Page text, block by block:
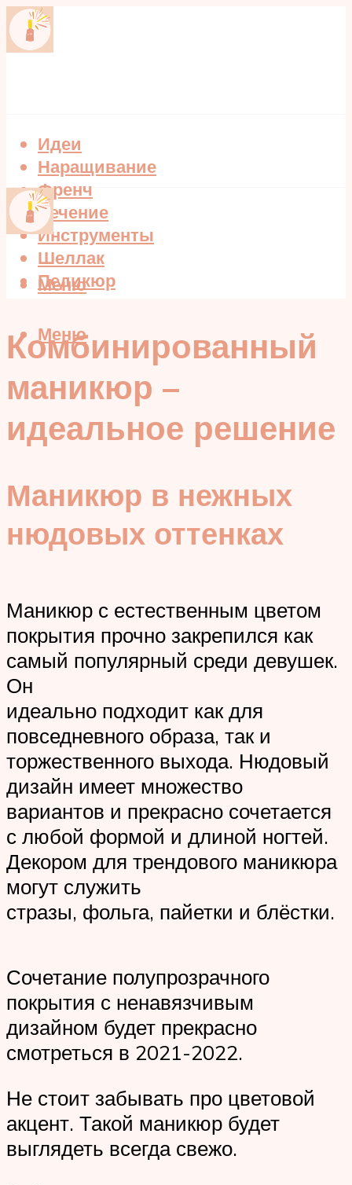
Идеи
Наращивание
Френч
Лечение
Инструменты
Шеллак
Педикюр
Меню
Меню
Комбинированный
маникюр –
идеальное решение
Маникюр в нежных
нюдовых оттенках
Маникюр с естественным цветом
покрытия прочно закрепился как
самый популярный среди девушек.
Он
идеально подходит как для
повседневного образа, так и
торжественного выхода. Нюдовый
дизайн имеет множество
вариантов и прекрасно сочетается
с любой формой и длиной ногтей.
Декором для трендового маникюра
могут служить
стразы, фольга, пайетки и блёстки.
Сочетание полупрозрачного
покрытия с ненавязчивым
дизайном будет прекрасно
смотреться в 2021-2022.
Не стоит забывать про цветовой
акцент. Такой маникюр будет
выглядеть всегда свежо.